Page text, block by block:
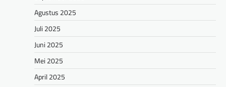
Agustus 2025
Juli 2025
Juni 2025
Mei 2025
April 2025